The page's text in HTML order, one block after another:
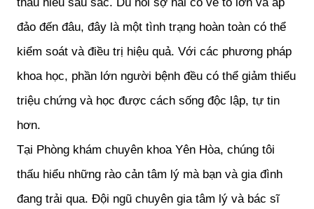
đảo đến đâu, đây là một tình trạng hoàn toàn có thể
kiểm soát và điều trị hiệu quả. Với các phương pháp
khoa học, phần lớn người bệnh đều có thể giảm thiểu
triệu chứng và học được cách sống độc lập, tự tin
hơn.
Tại Phòng khám chuyên khoa Yên Hòa, chúng tôi
thấu hiểu những rào cản tâm lý mà bạn và gia đình
đang trải qua. Đội ngũ chuyên gia tâm lý và bác sĩ